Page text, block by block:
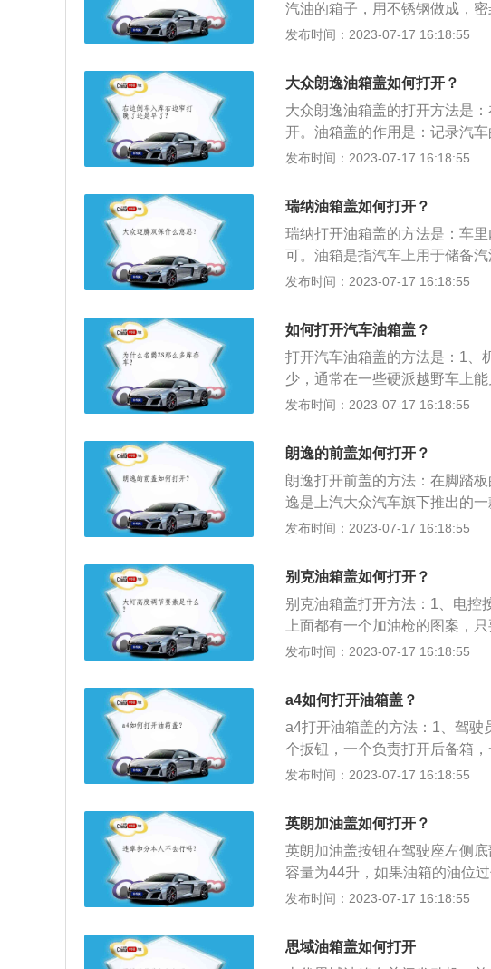
汽油的箱子，用不锈钢做成，
表、汽油油泵组成。2、瑞纳是
自然吸气发动机，最大功率是
发布时间：2023-07-17 16:18:55
大众朗逸油箱盖如何打开？
大众朗逸油箱盖的打开方法是
开。油箱盖的作用是：记录汽
意事项。以2021款大众朗逸为
发动机，最大马力是150ps，最
的是7挡双离合变速箱。
发布时间：2023-07-17 16:18:55
瑞纳油箱盖如何打开？
瑞纳打开油箱盖的方法是：车
可。油箱是指汽车上用于储备
油管、箱体、汽油箱盖、汽油
动力方面，瑞纳搭载了1.4L自
2.4牛米。
发布时间：2023-07-17 16:18:55
如何打开汽车油箱盖？
打开汽车油箱盖的方法是：1、
少，通常在一些硬派越野车上
因为使用起来相对复杂；2、按
箱盖是可以打开的；3、车内开
式，与钥匙开启相比要更加方
座左侧地板上，有的在左前门
式。
发布时间：2023-07-17 16:18:55
朗逸的前盖如何打开？
朗逸打开前盖的方法：在脚踏
逸是上汽大众汽车旗下推出的
06mm、1474mm，轴距是
机的最大功率为110kw，最大扭
发布时间：2023-07-17 16:18:55
别克油箱盖如何打开？
别克油箱盖打开方法：1、电控
上面都有一个加油枪的图案，
盖要打开外盖才能看到，内盖
63毫米、1462毫米，轴距为
动机，该发动机的最大马力为
瓦。
发布时间：2023-07-17 16:18:55
a4如何打开油箱盖？
a4打开油箱盖的方法：1、驾驶
个扳钮，一个负责打开后备箱
后侧，有的在左面，有的在右
配备了世界级铝合金曲轴箱V6
统，为车辆提供了双倍附着力。
发布时间：2023-07-17 16:18:55
英朗加油盖如何打开？
英朗加油盖按钮在驾驶座左侧
容量为44升，如果油箱的油位
烁，就立即加油，不要将油箱
动造型与下沉式尾部车顶设计
极富雕塑感的车身轮廓。鹰眼
发布时间：2023-07-17 16:18:55
思域油箱盖如何打开